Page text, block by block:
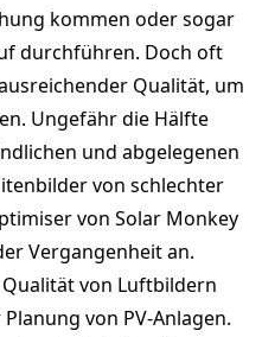
kommen oder sogar
durchführen. Doch oft
Qualität, um
Ungefähr die Hälfte
und abgelegenen
von schlechter
von Solar Monkey
Vergangenheit an.
Qualität von Luftbildern
von PV-Anlagen.